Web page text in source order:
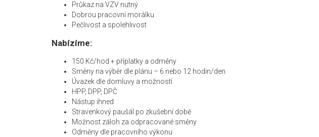
Průkaz na VZV nutný
Dobrou pracovní morálku
Pečlivost a spolehlivost
Nabízíme:
150 Kč/hod + příplatky a odměny
Směny na výběr dle plánu – 6 nebo 12 hodin/den
Úvazek dle domluvy a možností
HPP, DPP, DPČ
Nástup ihned
Stravenkový paušál po zkušební době
Možnost záloh za odpracované směny
Odměny dle pracovního výkonu